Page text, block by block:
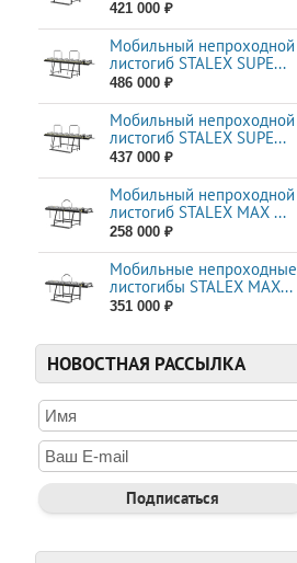
421 000 ₽
Мобильный непроходной
листогиб STALEX SUPE...
486 000 ₽
Мобильный непроходной
листогиб STALEX SUPE...
437 000 ₽
Мобильный непроходной
листогиб STALEX MAX ...
258 000 ₽
Мобильные непроходные
листогибы STALEX МАХ...
351 000 ₽
НОВОСТНАЯ РАССЫЛКА